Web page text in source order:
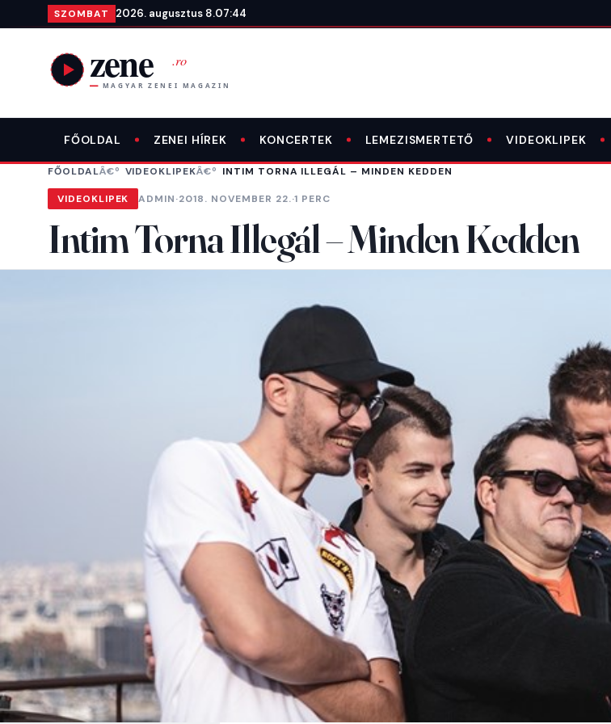
Ugrás a tartalomra
SZOMBAT 2026. augusztus 8.07:44
FŐOLDAL ZENEI HÍREK KONCERTEK LEMEZISMERTETŐ VIDEOKLIPEK
FŐOLDAL VIDEOKLIPEK INTIM TORNA ILLEGÁL – MINDEN KEDDEN
VIDEOKLIPEK ADMIN·2018. NOVEMBER 22.·1 PERC
Intim Torna Illegál – Minden Kedden